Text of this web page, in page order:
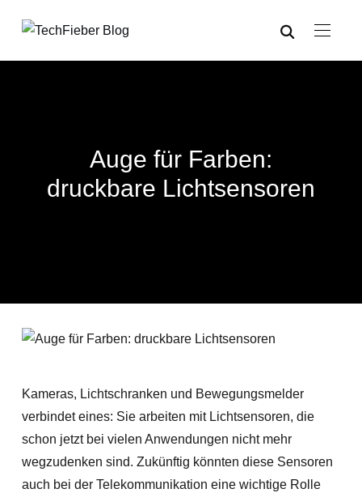
Auge für Farben:
druckbare Lichtsensoren
Kameras, Lichtschranken und Bewegungsmelder
verbindet eines: Sie arbeiten mit Lichtsensoren, die
schon jetzt bei vielen Anwendungen nicht mehr
wegzudenken sind. Zukünftig könnten diese Sensoren
auch bei der Telekommunikation eine wichtige Rolle